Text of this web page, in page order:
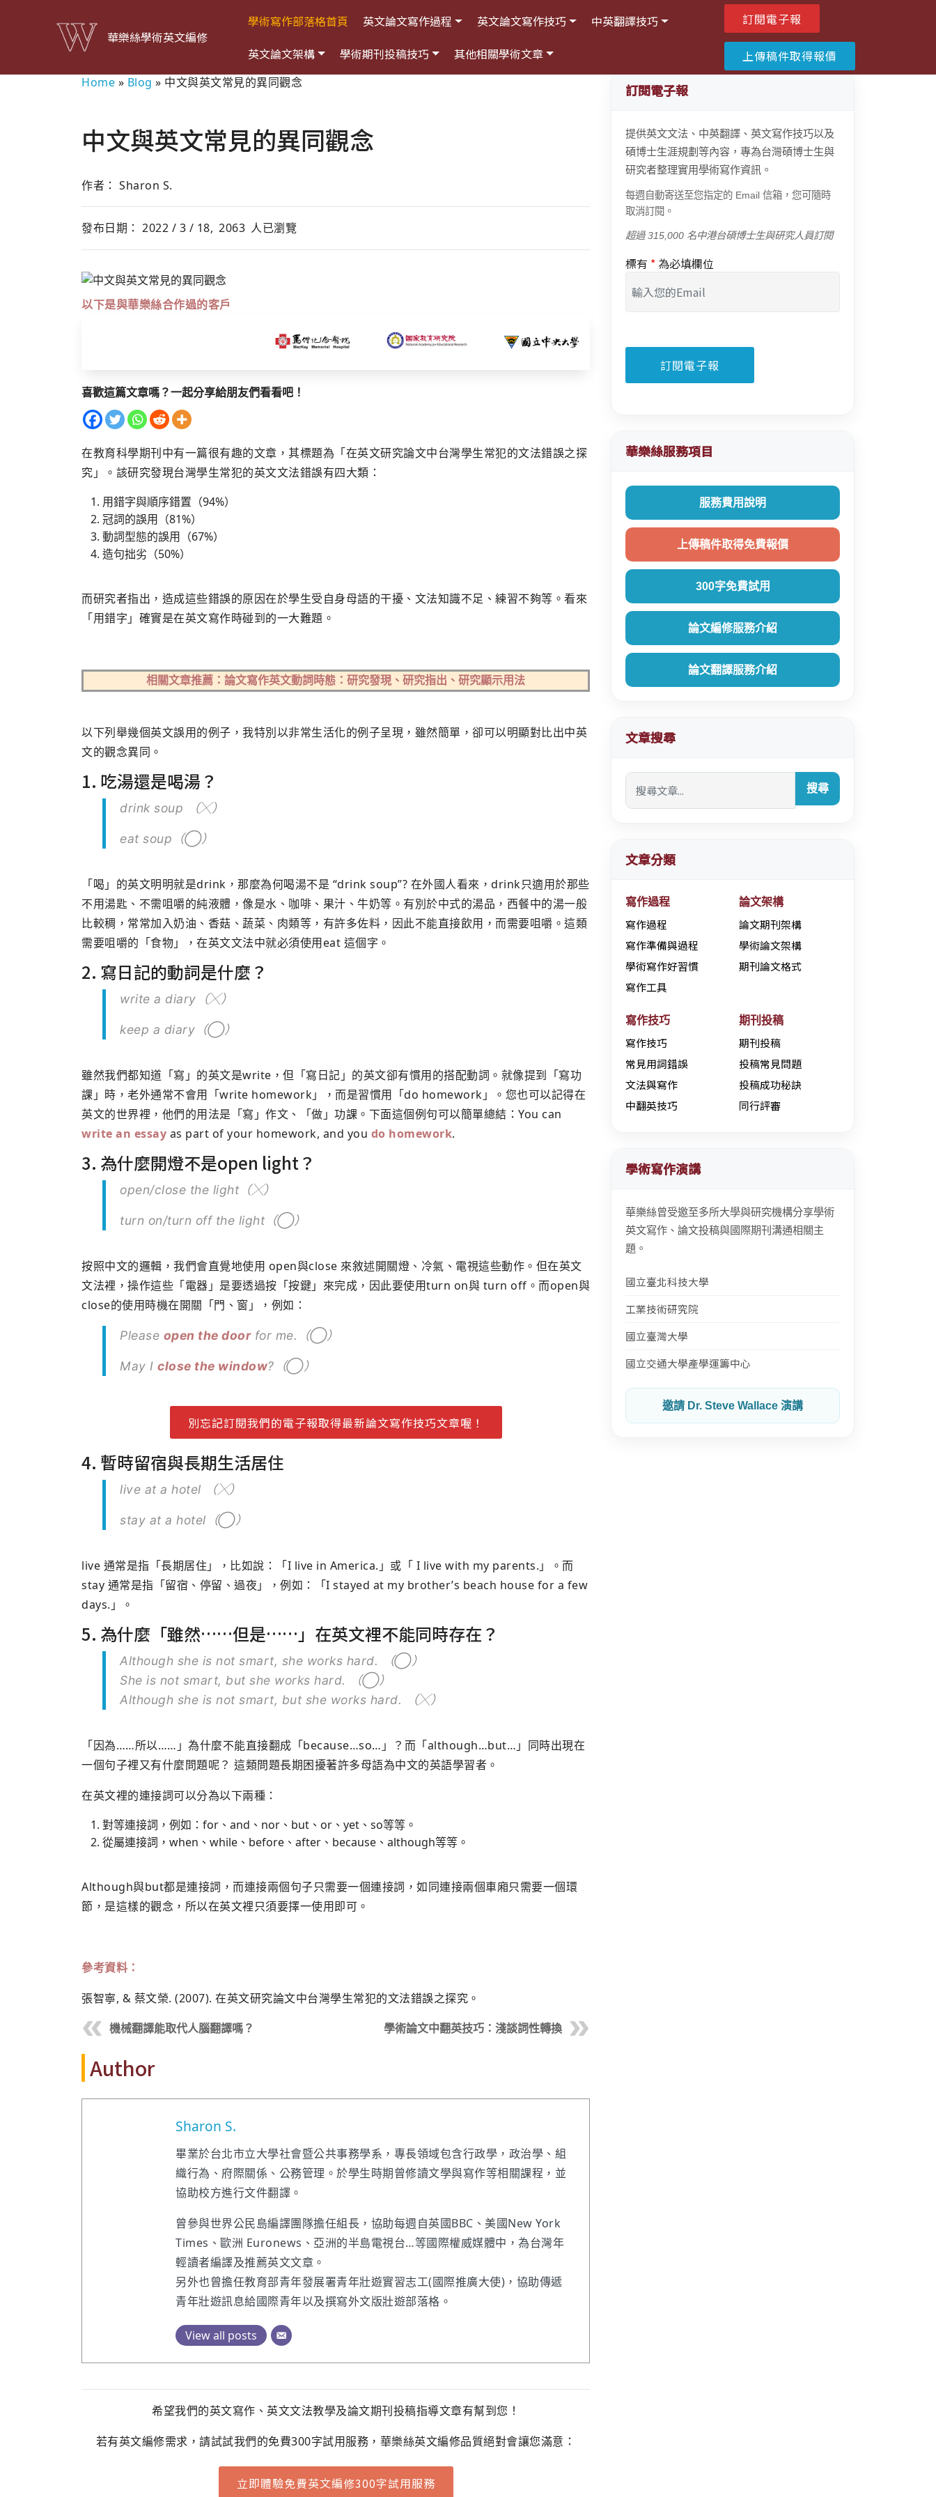
華樂絲學術英文編修
學術寫作部落格首頁 英文論文寫作過程 英文論文寫作技巧
中英翻譯技巧
英文論文架構
學術期刊投稿技巧 其他相關學術文章
訂閱電子報
上傳稿件取得報價
Home » Blog » 中文與英文常見的異同觀念
中文與英文常見的異同觀念
作者： Sharon S.
發布日期： 2022 / 3 / 18, 2063 人已瀏覽
以下是與華樂絲合作過的客戶
喜歡這篇文章嗎？一起分享給朋友們看看吧！
在教育科學期刊中有一篇很有趣的文章，其標題為「在英文研究論文中台灣學生常犯的文法錯誤之探
究」。該研究發現台灣學生常犯的英文文法錯誤有四大類：
用錯字與順序錯置（94%）
冠詞的誤用（81%）
動詞型態的誤用（67%）
造句拙劣（50%）
而研究者指出，造成這些錯誤的原因在於學生受自身母語的干擾、文法知識不足、練習不夠等。看來
「用錯字」確實是在英文寫作時碰到的一大難題。
相關文章推薦： 論文寫作英文動詞時態：研究發現、研究指出、研究顯示用法
以下列舉幾個英文誤用的例子，我特別以非常生活化的例子呈現，雖然簡單，卻可以明顯對比出中英
文的觀念異同。
1. 吃湯還是喝湯？
drink soup （╳）
eat soup（◯）
「喝」的英文明明就是drink，那麼為何喝湯不是 “drink soup”? 在外國人看來，drink只適用於那些
不用湯匙、不需咀嚼的純液體，像是水、咖啡、果汁、牛奶等。有別於中式的湯品，西餐中的湯一般
比較稠，常常加入奶油、香菇、蔬菜、肉類等，有許多佐料，因此不能直接飲用，而需要咀嚼。這類
需要咀嚼的「食物」，在英文文法中就必須使用eat 這個字。
2. 寫日記的動詞是什麼？
write a diary（╳）
keep a diary（◯）
雖然我們都知道「寫」的英文是write，但「寫日記」的英文卻有慣用的搭配動詞。就像提到「寫功
課」時，老外通常不會用「write homework」，而是習慣用「do homework」。您也可以記得在
英文的世界裡，他們的用法是「寫」作文、「做」功課。下面這個例句可以簡單總結：You can
write an essay as part of your homework, and you do homework.
3. 為什麼開燈不是open light？
open/close the light（╳）
turn on/turn off the light（◯）
按照中文的邏輯，我們會直覺地使用 open與close 來敘述開關燈、冷氣、電視這些動作。但在英文
文法裡，操作這些「電器」是要透過按「按鍵」來完成，因此要使用turn on與 turn off。而open與
close的使用時機在開關「門、窗」，例如：
Please open the doorfor me.（◯）
May I close the window?（◯）
別忘記訂閱我們的電子報取得最新論文寫作技巧文章喔！
4. 暫時留宿與長期生活居住
live at a hotel （╳）
stay at a hotel（◯）
live 通常是指「長期居住」，比如說：「I live in America.」或「 I live with my parents.」。而
stay 通常是指「留宿、停留、過夜」，例如：「I stayed at my brother’s beach house for a few
days.」。
5. 為什麼「雖然……但是……」在英文裡不能同時存在？
Although she is not smart, she works hard. （◯）
She is not smart, but she works hard. （◯）
Although she is not smart, but she works hard. （╳）
「因為……所以……」為什麼不能直接翻成「because…so…」？而「although…but…」同時出現在
一個句子裡又有什麼問題呢？ 這類問題長期困擾著許多母語為中文的英語學習者。
在英文裡的連接詞可以分為以下兩種：
對等連接詞，例如：for、and、nor、but、or、yet、so等等。
從屬連接詞，when、while、before、after、because、although等等。
Although與but都是連接詞，而連接兩個句子只需要一個連接詞，如同連接兩個車廂只需要一個環
節，是這樣的觀念，所以在英文裡只須要擇一使用即可。
參考資料：
張智寧, & 蔡文榮. (2007). 在英文研究論文中台灣學生常犯的文法錯誤之探究。
機械翻譯能取代人腦翻譯嗎？ 學術論文中翻英技巧：淺談詞性轉換
Author
Sharon S.
畢業於台北市立大學社會暨公共事務學系，專長領域包含行政學，政治學、組
織行為、府際關係、公務管理。於學生時期曾修讀文學與寫作等相關課程，並
協助校方進行文件翻譯。
曾參與世界公民島編譯團隊擔任組長，協助每週自英國BBC、美國New York
Times、歐洲 Euronews、亞洲的半島電視台…等國際權威媒體中，為台灣年
輕讀者編譯及推薦英文文章。
另外也曾擔任教育部青年發展署青年壯遊實習志工(國際推廣大使)，協助傳遞
青年壯遊訊息給國際青年以及撰寫外文版壯遊部落格。
View all posts
希望我們的英文寫作、英文文法教學及論文期刊投稿指導文章有幫到您！
若有英文編修需求，請試試我們的免費300字試用服務，華樂絲英文編修品質絕對會讓您滿意：
立即體驗免費英文編修300字試用服務
訂閱電子報
提供英文文法、中英翻譯、英文寫作技巧以及
碩博士生涯規劃等內容，專為台灣碩博士生與
研究者整理實用學術寫作資訊。
每週自動寄送至您指定的 Email 信箱，您可隨時
取消訂閱。
超過 315,000 名中港台碩博士生與研究人員訂閱
標有 * 為必填欄位
華樂絲服務項目
服務費用說明
上傳稿件取得免費報價
300字免費試用
論文編修服務介紹
論文翻譯服務介紹
文章搜尋
搜尋
文章分類
寫作過程
寫作過程
寫作準備與過程
學術寫作好習慣
寫作工具
論文架構
論文期刊架構
學術論文架構
期刊論文格式
寫作技巧
寫作技巧
常見用詞錯誤
文法與寫作
中翻英技巧
期刊投稿
期刊投稿
投稿常見問題
投稿成功秘訣
同行評審
學術寫作演講
華樂絲曾受邀至多所大學與研究機構分享學術
英文寫作、論文投稿與國際期刊溝通相關主
題。
國立臺北科技大學
工業技術研究院
國立臺灣大學
國立交通大學產學運籌中心
邀請 Dr. Steve Wallace 演講